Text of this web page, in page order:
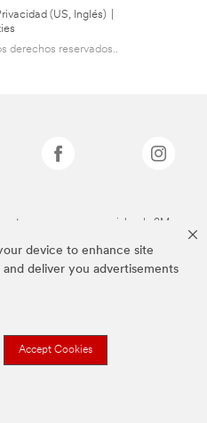
device to enhance site
deliver you advertisements
Accept Cookies
(US, Inglés)
derechos reservados..
son marcas comerciales de 3M.